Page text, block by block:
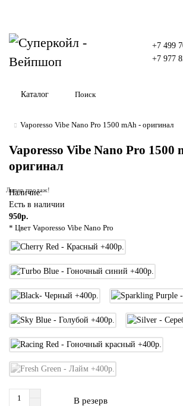
+7 499
+7 977
Каталог
Vaporesso Vibe Nano Pro 1500 mAh - оригинал
Vaporesso Vibe Nano Pro 1500
оригинал
Лидер продаж!
Наличие:
Есть в наличии
950р.
* Цвет Vaporesso Vibe Nano Pro
В резерв